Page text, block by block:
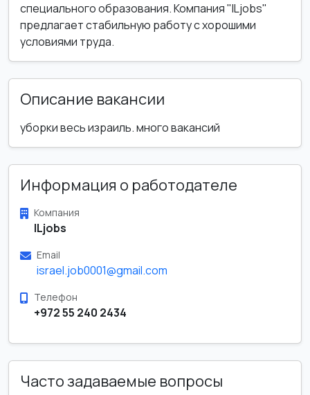
специального образования. Компания "ILjobs"
предлагает стабильную работу с хорошими
условиями труда.
Описание вакансии
уборки весь израиль. много вакансий
Информация о работодателе
Компания
ILjobs
Email
israel.job0001@gmail.com
Телефон
+972 55 240 2434
Часто задаваемые вопросы